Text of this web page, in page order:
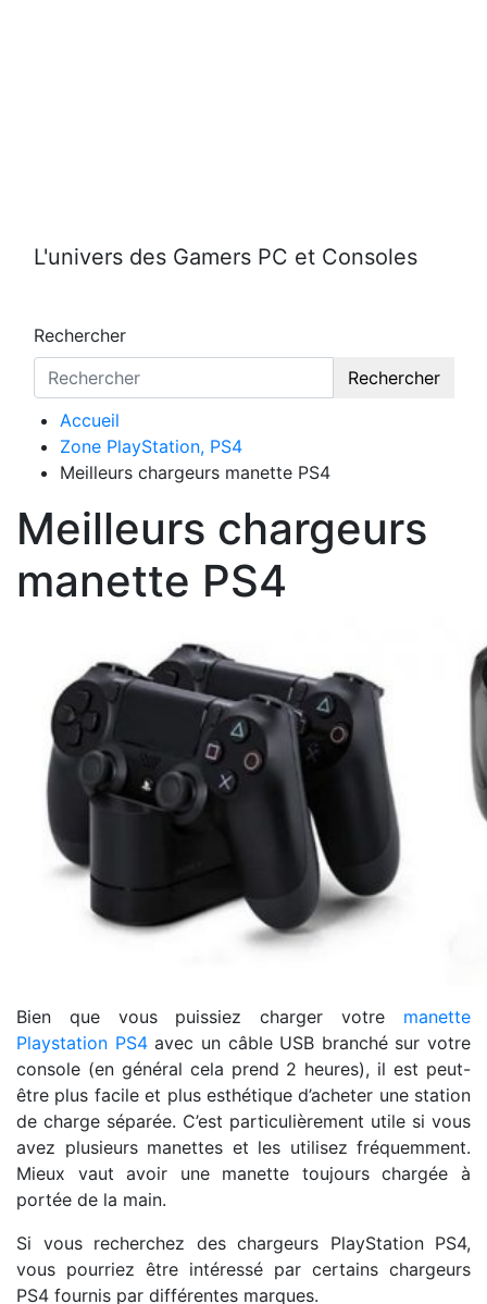
L'univers des Gamers PC et Consoles
Rechercher
Rechercher
Accueil
Zone PlayStation, PS4
Meilleurs chargeurs manette PS4
Meilleurs chargeurs
manette PS4
Bien que vous puissiez charger votre manette
Playstation PS4avec un câble USB branché sur votre
console (en général cela prend 2 heures), il est peut-
être plus facile et plus esthétique d’acheter une station
de charge séparée. C’est particulièrement utile si vous
avez plusieurs manettes et les utilisez fréquemment.
Mieux vaut avoir une manette toujours chargée à
portée de la main.
Si vous recherchez des chargeurs PlayStation PS4,
vous pourriez être intéressé par certains chargeurs
PS4 fournis par différentes marques.